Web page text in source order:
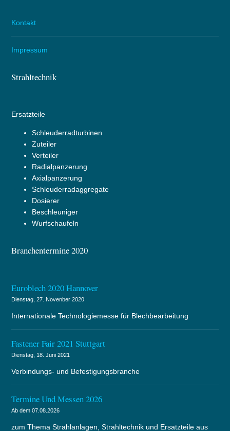
Kontakt
Impressum
Strahltechnik
Ersatzteile
Schleuderradturbinen
Zuteiler
Verteiler
Radialpanzerung
Axialpanzerung
Schleuderradaggregate
Dosierer
Beschleuniger
Wurfschaufeln
Branchentermine 2020
Euroblech 2020 Hannover
Dienstag, 27. Novenber 2020
Internationale Technologiemesse für Blechbearbeitung
Fastener Fair 2021 Stuttgart
Dienstag, 18. Juni 2021
Verbindungs- und Befestigungsbranche
Termine Und Messen 2026
Ab dem 07.08.2026
zum Thema Strahlanlagen, Strahltechnik und Ersatzteile aus